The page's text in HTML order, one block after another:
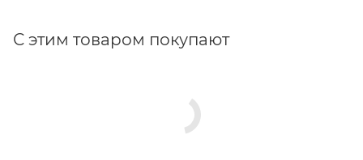
С этим товаром покупают